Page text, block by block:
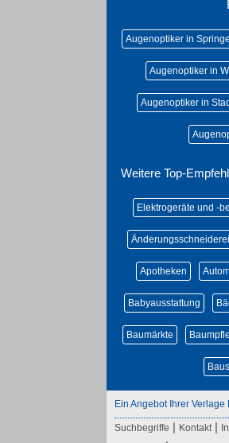
Augenoptiker in
Augenoptiker in
Augenoptiker in
Weitere Top-
Elektrogeräte und -
Apotheken
Babyausstattung
Baumärkte
Ein Angebot Ihrer Verlage
Suchbegriffe | Kontakt |